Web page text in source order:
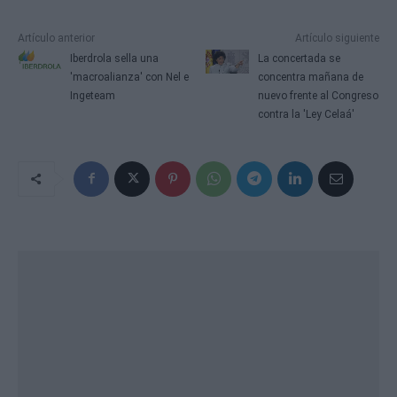
Artículo anterior
Iberdrola sella una
'macroalianza' con Nel e
Ingeteam
Artículo siguiente
La concertada se
concentra mañana de
nuevo frente al Congreso
contra la 'Ley Celaá'